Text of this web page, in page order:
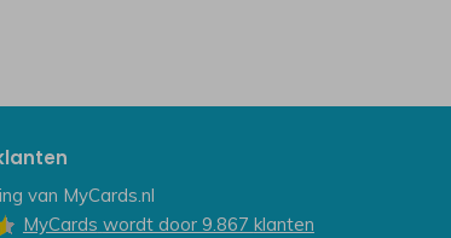
van MyCards.nl
MyCards wordt door 9.867 klanten